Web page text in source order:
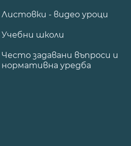
Листовки - видео уроци
Учебни школи
Често задавани въпроси и
нормативна уредба